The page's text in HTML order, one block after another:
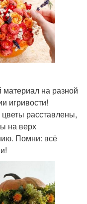
на разной
игривости!
цветы расставлены,
на верх
Помни: всё